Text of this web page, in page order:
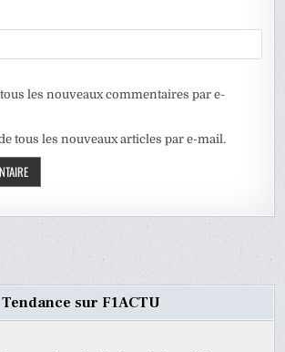
les nouveaux commentaires par e-
tous les nouveaux articles par e-mail.
Tendance sur F1ACTU